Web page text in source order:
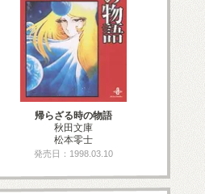
帰らざる時の物語
秋田文庫
松本零士
発売日：1998.03.10